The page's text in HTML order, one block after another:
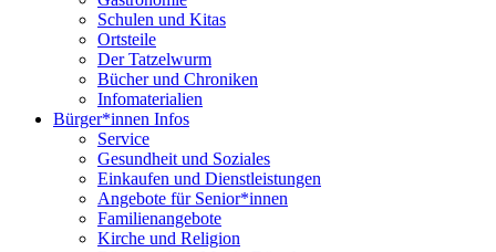
Schulen und Kitas
Ortsteile
Der Tatzelwurm
Bücher und Chroniken
Infomaterialien
Bürger*innen Infos
Service
Gesundheit und Soziales
Einkaufen und Dienstleistungen
Angebote für Senior*innen
Familienangebote
Kirche und Religion